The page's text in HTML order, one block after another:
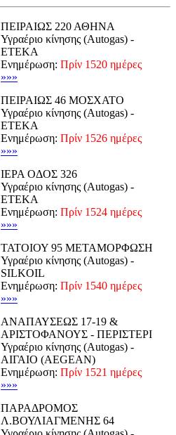
ΠΕΙΡΑΙΩΣ 220 ΑΘΗΝΑ
Υγραέριο κίνησης (Autogas) -
ΕΤΕΚΑ
Ενημέρωση: Πρίν 1520 ημέρες
»»»
ΠΕΙΡΑΙΩΣ 46 ΜΟΣΧΑΤΟ
Υγραέριο κίνησης (Autogas) -
ΕΤΕΚΑ
Ενημέρωση: Πρίν 1526 ημέρες
»»»
ΙΕΡΑ ΟΔΟΣ 326
Υγραέριο κίνησης (Autogas) -
ΕΤΕΚΑ
Ενημέρωση: Πρίν 1524 ημέρες
»»»
ΤΑΤΟΙΟΥ 95 ΜΕΤΑΜΟΡΦΩΣΗ
Υγραέριο κίνησης (Autogas) -
SILKOIL
Ενημέρωση: Πρίν 1540 ημέρες
»»»
ΑΝΑΠΑΥΣΕΩΣ 17-19 &
ΑΡΙΣΤΟΦΑΝΟΥΣ - ΠΕΡΙΣΤΕΡΙ
Υγραέριο κίνησης (Autogas) -
ΑΙΓΑΙΟ (AEGEAN)
Ενημέρωση: Πρίν 1521 ημέρες
»»»
ΠΑΡΑΔΡΟΜΟΣ
Λ.ΒΟΥΛΙΑΓΜΕΝΗΣ 64